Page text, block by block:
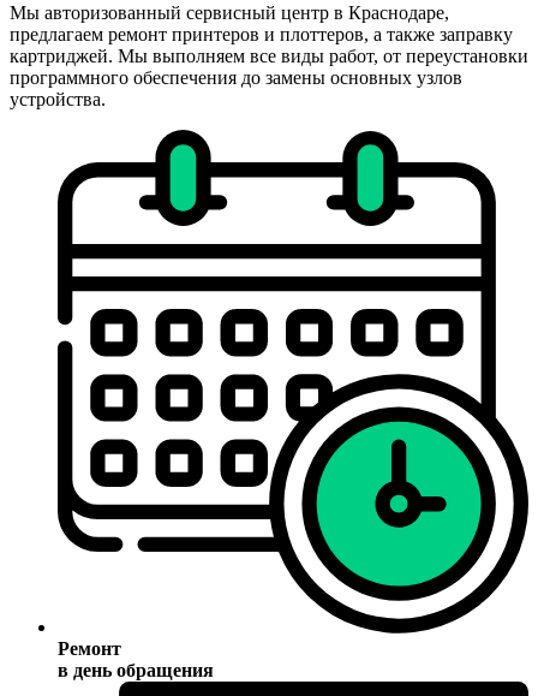
Мы авторизованный сервисный центр в Краснодаре,
предлагаем ремонт принтеров и плоттеров, а также заправку
картриджей. Мы выполняем все виды работ, от переустановки
программного обеспечения до замены основных узлов
устройства.
Ремонт
в день обращения